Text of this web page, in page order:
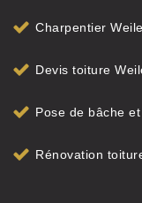
Charpentier
Devis toiture
Pose de bâche
Rénovation